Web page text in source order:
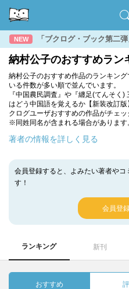
NEW 「ブクログ・ブック第二
納村公子のおすすめラン
納村公子のおすすめ作品のランキン
いる件数が多い順で並んでいます。
『中国農民調査』や『纏足(てんそく
はどう中国語を覚えるか【新装改訂
クログユーザおすすめの作品がチェッ
※同姓同名が含まれる場合があります
著者の情報を詳しく見る
会員登録すると、よみたい著者や
す！
会員登
ランキング 新刊
おすすめ